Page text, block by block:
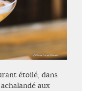
étoilé, dans
aux